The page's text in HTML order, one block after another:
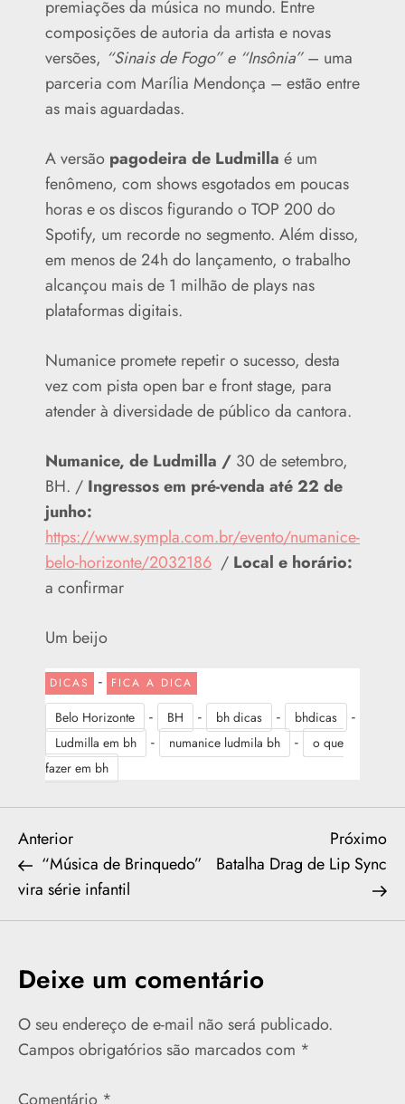
premiações da música no mundo. Entre
composições de autoria da artista e novas
versões, “Sinais de Fogo” e “Insônia”– uma
parceria com Marília Mendonça – estão entre
as mais aguardadas.
A versão pagodeira de Ludmilla é um
fenômeno, com shows esgotados em poucas
horas e os discos figurando o TOP 200 do
Spotify, um recorde no segmento. Além disso,
em menos de 24h do lançamento, o trabalho
alcançou mais de 1 milhão de plays nas
plataformas digitais.
Numanice promete repetir o sucesso, desta
vez com pista open bar e front stage, para
atender à diversidade de público da cantora.
Numanice, de Ludmilla / 30 de setembro,
BH. / Ingressos em pré-venda até 22 de
junho:
https://www.sympla.com.br/evento/numanice-
belo-horizonte/2032186 / Local e horário:
a confirmar
Um beijo
DICAS - FICA A DICA
Belo Horizonte - BH - bh dicas - bhdicas -
Ludmilla em bh - numanice ludmila bh -
o que
fazer em bh
N
a
v
e
g
a
Previous
Post
Anterior
“Música de Brinquedo”
vira série infantil
Próximo
Batalha Drag de Lip Sync
Deixe um comentário
O seu endereço de e-mail não será publicado.
Campos obrigatórios são marcados com *